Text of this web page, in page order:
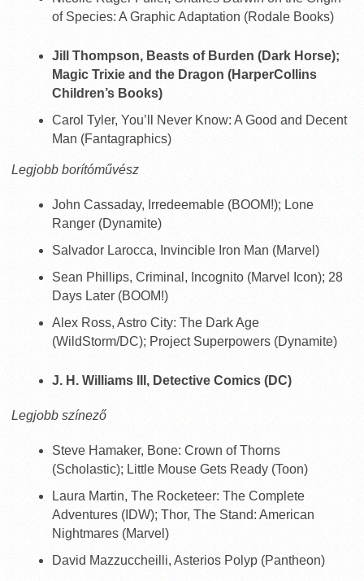
of Species: A Graphic Adaptation (Rodale Books)
Jill Thompson, Beasts of Burden (Dark Horse);
Magic Trixie and the Dragon (HarperCollins
Children’s Books)
Carol Tyler, You’ll Never Know: A Good and Decent
Man (Fantagraphics)
Legjobb borítóművész
John Cassaday, Irredeemable (BOOM!); Lone
Ranger (Dynamite)
Salvador Larocca, Invincible Iron Man (Marvel)
Sean Phillips, Criminal, Incognito (Marvel Icon); 28
Days Later (BOOM!)
Alex Ross, Astro City: The Dark Age
(WildStorm/DC); Project Superpowers (Dynamite)
J. H. Williams III, Detective Comics (DC)
Legjobb színező
Steve Hamaker, Bone: Crown of Thorns
(Scholastic); Little Mouse Gets Ready (Toon)
Laura Martin, The Rocketeer: The Complete
Adventures (IDW); Thor, The Stand: American
Nightmares (Marvel)
David Mazzuccheilli, Asterios Polyp (Pantheon)